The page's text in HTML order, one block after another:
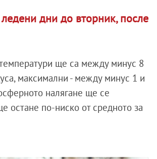
дни до вторник, после
ще са между минус 8
максимални - между минус 1 и
налягане ще се
остане по-ниско от средното за